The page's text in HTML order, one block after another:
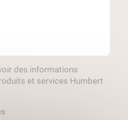
des informations
et services Humbert